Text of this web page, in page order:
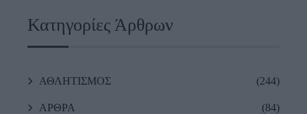
Κατηγορίες Άρθρων
ΑΘΛΗΤΙΣΜΟΣ (244)
ΑΡΘΡΑ (84)